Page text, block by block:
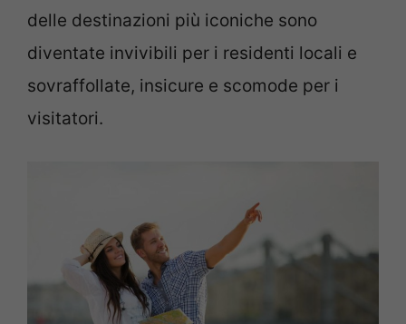
delle destinazioni più iconiche sono
diventate invivibili per i residenti locali e
sovraffollate, insicure e scomode per i
visitatori.